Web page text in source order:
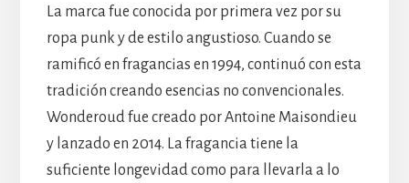
La marca fue conocida por primera vez por su
ropa punk y de estilo angustioso. Cuando se
ramificó en fragancias en 1994, continuó con esta
tradición creando esencias no convencionales.
Wonderoud fue creado por Antoine Maisondieu
y lanzado en 2014. La fragancia tiene la
suficiente longevidad como para llevarla a lo